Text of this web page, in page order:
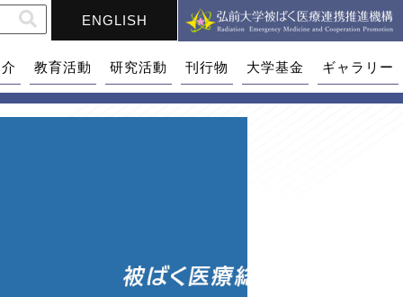
ENGLISH
教育活動 研究活動 刊行物 大学基金 ギャラリー